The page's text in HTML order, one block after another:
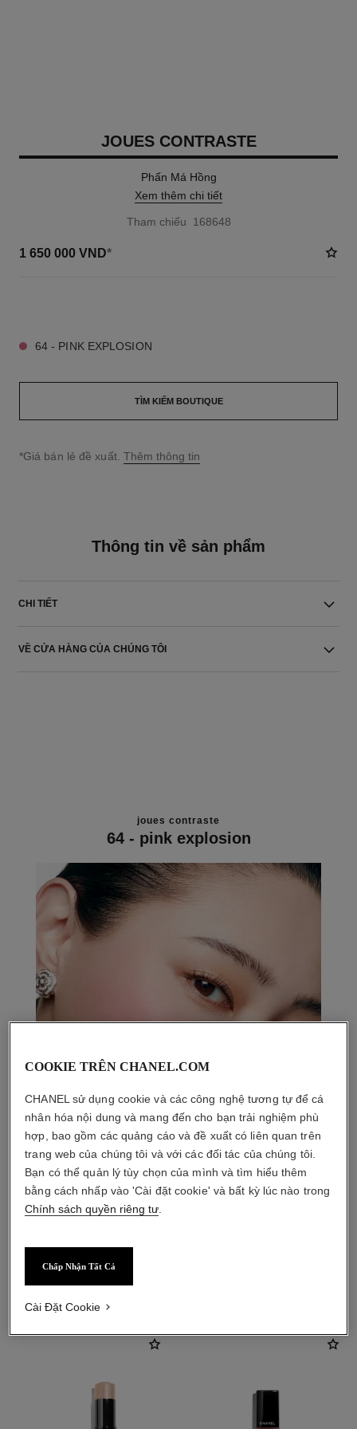
JOUES CONTRASTE
Phấn Má Hồng
Xem thêm chi tiết
Tham chiếu 168648
1 650 000 VND*
64 - PINK EXPLOSION
TÌM KIẾM BOUTIQUE
↩
*Giá bán lẻ đề xuất. Thêm thông tin
Thông tin về sản phẩm
CHI TIẾT
VỀ CỬA HÀNG CỦA CHÚNG TÔI
joues contraste
64 - pink explosion
COOKIE TRÊN CHANEL.COM
CHANEL sử dụng cookie và các công nghệ tương tự để cá
nhân hóa nội dung và mang đến cho bạn trải nghiệm phù
hợp, bao gồm các quảng cáo và đề xuất có liên quan trên
trang web của chúng tôi và với các đối tác của chúng tôi.
Bạn có thể quản lý tùy chọn của mình và tìm hiểu thêm
bằng cách nhấp vào 'Cài đặt cookie' và bất kỳ lúc nào trong
Chính sách quyền riêng tư
Chấp Nhận Tất Cả
Cài Đặt Cookie